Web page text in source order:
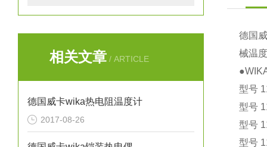
相关文章 / ARTICLE
德国威卡wika热电阻温度计
2017-08-26
德国
械温
型号
型号
型号
型号